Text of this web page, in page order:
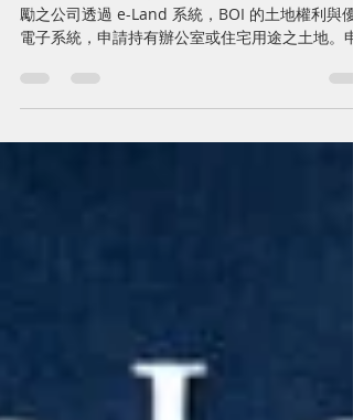
公司之外國人土地所有權法規
勵之公司透過 e-Land 系統，BOI 的土地權利與優
電子系統，申請持有辦公室或住宅用途之土地。申
件必須在 7 個工作日內提交。